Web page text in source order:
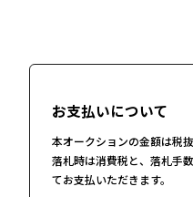
お支払いについて
本オークションの金額は税
落札時は消費税と、落札手
てお支払いただきます。